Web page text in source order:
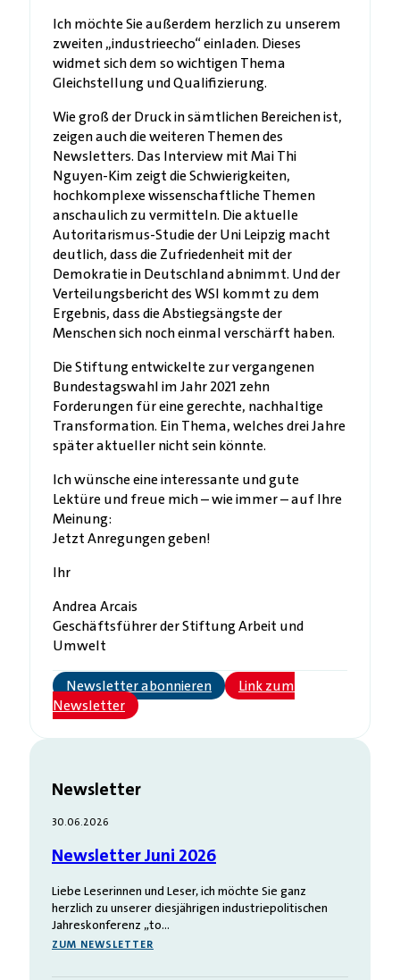
Ich möchte Sie außerdem herzlich zu unserem
zweiten „industrieecho“ einladen. Dieses
widmet sich dem so wichtigen Thema
Gleichstellung und Qualifizierung.
Wie groß der Druck in sämtlichen Bereichen ist,
zeigen auch die weiteren Themen des
Newsletters. Das Interview mit Mai Thi
Nguyen-Kim zeigt die Schwierigkeiten,
hochkomplexe wissenschaftliche Themen
anschaulich zu vermitteln. Die aktuelle
Autoritarismus-Studie der Uni Leipzig macht
deutlich, dass die Zufriedenheit mit der
Demokratie in Deutschland abnimmt. Und der
Verteilungsbericht des WSI kommt zu dem
Ergebnis, dass die Abstiegsängste der
Menschen sich noch einmal verschärft haben.
Die Stiftung entwickelte zur vergangenen
Bundestagswahl im Jahr 2021 zehn
Forderungen für eine gerechte, nachhaltige
Transformation. Ein Thema, welches drei Jahre
später aktueller nicht sein könnte.
Ich wünsche eine interessante und gute
Lektüre und freue mich – wie immer – auf Ihre
Meinung:
Jetzt Anregungen geben!
Ihr
Andrea Arcais
Geschäftsführer der Stiftung Arbeit und
Umwelt
Newsletter abonnieren
Link zum
Newsletter
Newsletter
30.06.2026
Newsletter Juni 2026
Liebe Leserinnen und Leser, ich möchte Sie ganz
herzlich zu unserer diesjährigen industriepolitischen
Jahreskonferenz „to…
ZUM NEWSLETTER